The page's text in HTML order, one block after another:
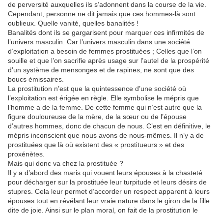
de perversité auxquelles ils s’adonnent dans la course de la vie.
Cependant, personne ne dit jamais que ces hommes-là sont
oublieux. Quelle vanité, quelles banalités !
Banalités dont ils se gargarisent pour marquer ces infirmités de
l’univers masculin. Car l’univers masculin dans une société
d’exploitation a besoin de femmes prostituées ; Celles que l’on
souille et que l’on sacrifie après usage sur l’autel de la prospérité
d’un système de mensonges et de rapines, ne sont que des
boucs émissaires.
La prostitution n’est que la quintessence d’une société où
l’exploitation est érigée en règle. Elle symbolise le mépris que
l’homme a de la femme. De cette femme qui n’est autre que la
figure douloureuse de la mère, de la sœur ou de l’épouse
d’autres hommes, donc de chacun de nous. C’est en définitive, le
mépris inconscient que nous avons de nous-mêmes. Il n’y a de
prostituées que là où existent des « prostitueurs » et des
proxénètes.
Mais qui donc va chez la prostituée ?
Il y a d’abord des maris qui vouent leurs épouses à la chasteté
pour décharger sur la prostituée leur turpitude et leurs désirs de
stupres. Cela leur permet d’accorder un respect apparent à leurs
épouses tout en révélant leur vraie nature dans le giron de la fille
dite de joie. Ainsi sur le plan moral, on fait de la prostitution le